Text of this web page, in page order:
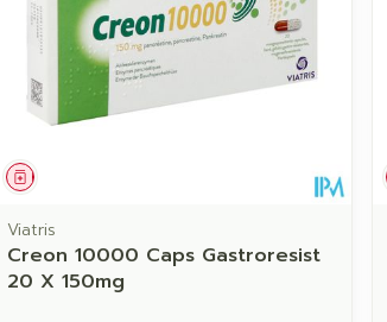
Médicament
Viatris
Creon 10000 Caps Gastroresist
20 X 150mg